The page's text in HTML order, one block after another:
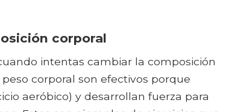
corporal
intentas cambiar la composición
corporal son efectivos porque
aeróbico) y desarrollan fuerza para